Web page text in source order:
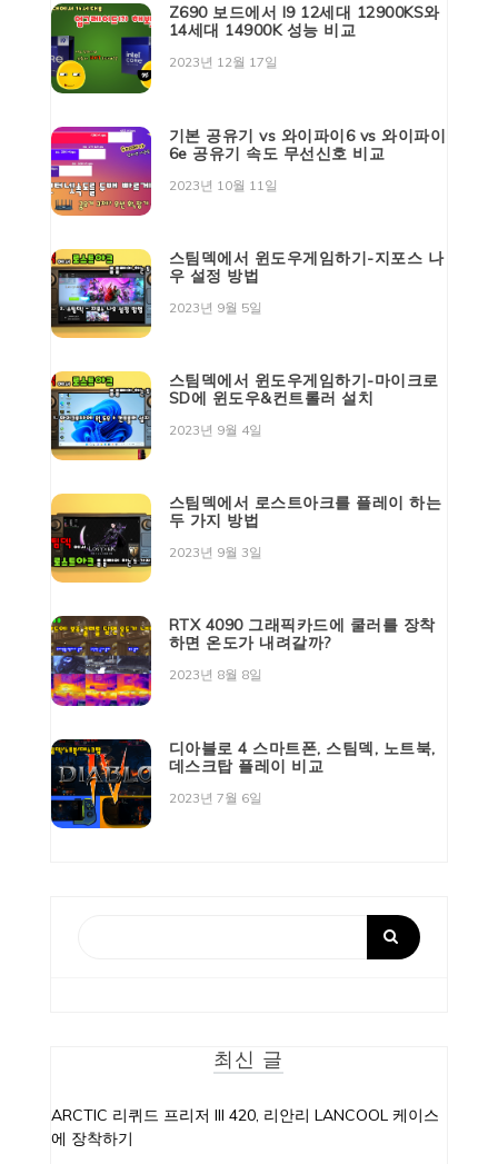
Z690 보드에서 I9 12세대 12900KS와
14세대 14900K 성능 비교
2023년 12월 17일
기본 공유기 vs 와이파이6 vs 와이파이
6e 공유기 속도 무선신호 비교
2023년 10월 11일
스팀덱에서 윈도우게임하기-지포스 나
우 설정 방법
2023년 9월 5일
스팀덱에서 윈도우게임하기-마이크로
SD에 윈도우&컨트롤러 설치
2023년 9월 4일
스팀덱에서 로스트아크를 플레이 하는
두 가지 방법
2023년 9월 3일
RTX 4090 그래픽카드에 쿨러를 장착
하면 온도가 내려갈까?
2023년 8월 8일
디아블로 4 스마트폰, 스팀덱, 노트북,
데스크탑 플레이 비교
2023년 7월 6일
최신 글
ARCTIC 리퀴드 프리저 III 420, 리안리 LANCOOL 케이스
에 장착하기